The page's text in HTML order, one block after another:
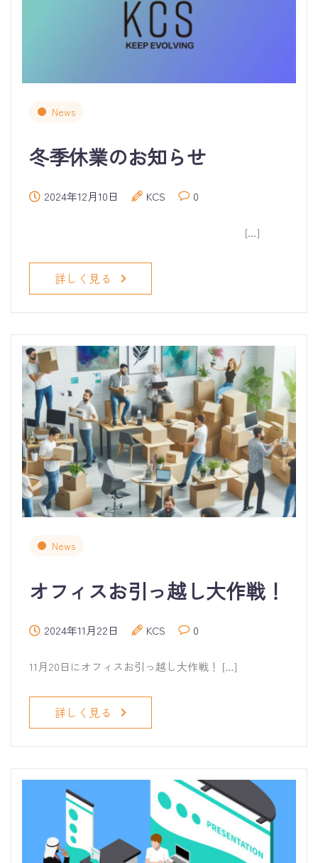
News
冬季休業のお知らせ
2024年12月10日 KCS 0
[…]
詳しく見る
News
オフィスお引っ越し大作戦！
2024年11月22日 KCS 0
11月20日にオフィスお引っ越し大作戦！ […]
詳しく見る